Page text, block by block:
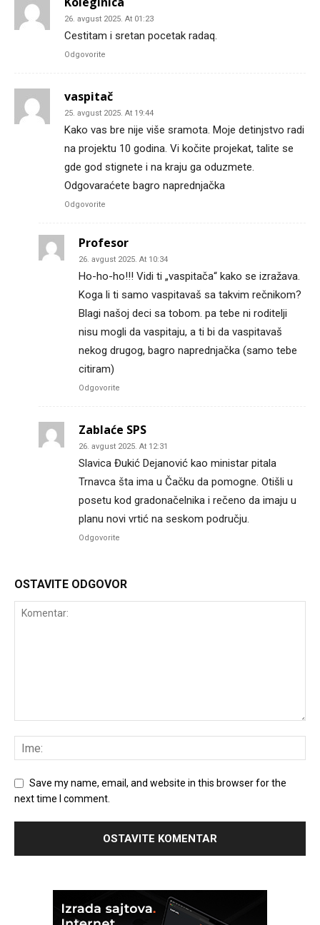
26. avgust 2025. At 01:23
Cestitam i sretan pocetak radaq.
Odgovorite
vaspitač
25. avgust 2025. At 19:44
Kako vas bre nije više sramota. Moje detinjstvo radi
na projektu 10 godina. Vi kočite projekat, talite se
gde god stignete i na kraju ga oduzmete.
Odgovaraćete bagro naprednjačka
Odgovorite
Profesor
26. avgust 2025. At 10:34
Ho-ho-ho!!! Vidi ti „vaspitača“ kako se izražava.
Koga li ti samo vaspitavaš sa takvim rečnikom?
Blagi našoj deci sa tobom. pa tebe ni roditelji
nisu mogli da vaspitaju, a ti bi da vaspitavaš
nekog drugog, bagro naprednjačka (samo tebe
citiram)
Odgovorite
Zablaće SPS
26. avgust 2025. At 12:31
Slavica Đukić Dejanović kao ministar pitala
Trnavca šta ima u Čačku da pomogne. Otišli u
posetu kod gradonačelnika i rečeno da imaju u
planu novi vrtić na seskom području.
Odgovorite
OSTAVITE ODGOVOR
Save my name, email, and website in this browser for the
next time I comment.